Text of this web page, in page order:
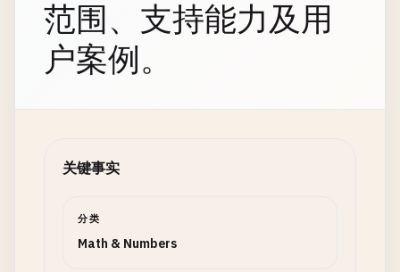
范围、支持能力及用
户案例。
关键事实
分类
Math & Numbers